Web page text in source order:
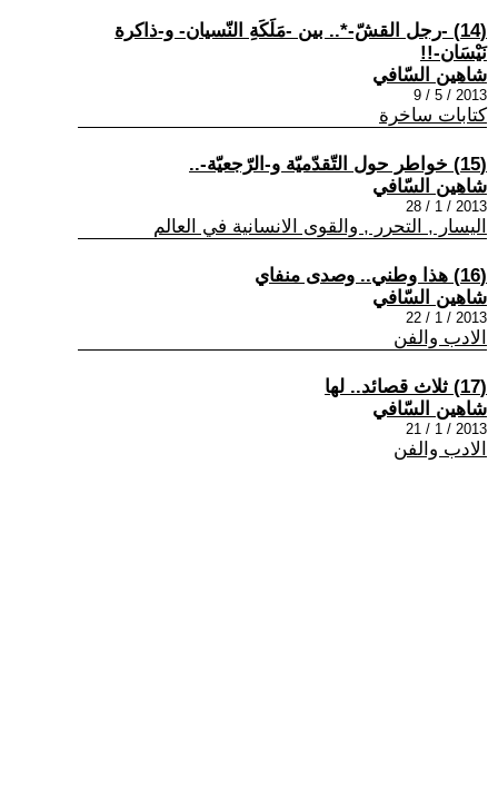
(14) -رجل القشّ-*.. بين -مَلَكَةِ النّسيان- و-ذاكرة
نَيْسَان-!!
شاهين السّافي
2013 / 5 / 9
كتابات ساخرة
(15) خواطر حول التّقدّميّة و-الرّجعيّة-..
شاهين السّافي
2013 / 1 / 28
اليسار , التحرر , والقوى الانسانية في العالم
(16) هذا وطني.. وصدى منفاي
شاهين السّافي
2013 / 1 / 22
الادب والفن
(17) ثلاث قصائد.. لها
شاهين السّافي
2013 / 1 / 21
الادب والفن